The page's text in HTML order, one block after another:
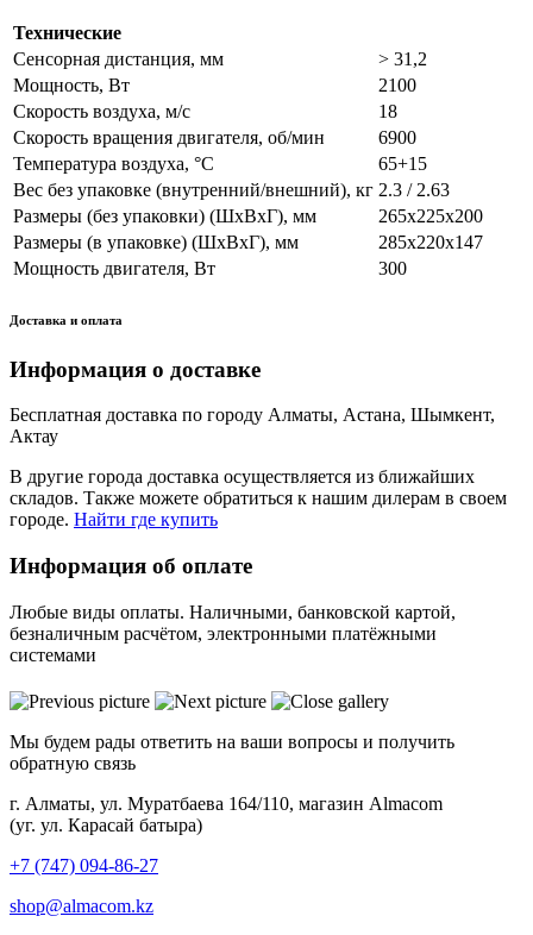
Технические
Сенсорная дистанция, мм
> 31,2
Мощность, Вт
2100
Скорость воздуха, м/с
18
Скорость вращения двигателя, об/мин
6900
Температура воздуха, °С
65+15
Вес без упаковке (внутренний/внешний), кг 2.3 / 2.63
Размеры (без упаковки) (ШхВхГ), мм
265x225x200
Размеры (в упаковке) (ШхВхГ), мм
285x220x147
Мощность двигателя, Вт
300
Доставка и оплата
Информация о доставке
Бесплатная доставка по городу Алматы, Астана, Шымкент,
Актау
В другие города доставка осуществляется из ближайших
складов. Также можете обратиться к нашим дилерам в своем
городе. Найти где купить
Информация об оплате
Любые виды оплаты. Наличными, банковской картой,
безналичным расчётом, электронными платёжными
системами
Мы будем рады ответить на ваши вопросы и получить
обратную связь
г. Алматы, ул. Муратбаева 164/110, магазин Almacom
(уг. ул. Карасай батыра)
+7 (747) 094-86-27
shop@almacom.kz